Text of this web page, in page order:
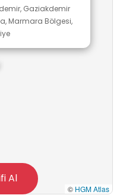
Gaziakdemir
Marmara Bölgesi,
© HGM Atlas
Al